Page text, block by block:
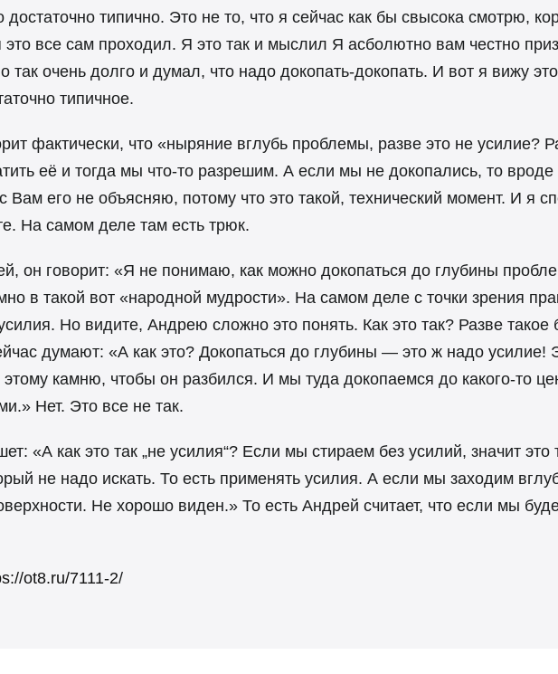
достаточно типично. Это не то, что я сейчас как бы свысока смотрю,
это все сам проходил. Я это так и мыслил Я асболютно вам честно
так очень долго и думал, что надо докопать-докопать. И вот я вижу
типичное.
фактически, что «ныряние вглубь проблемы, разве это не
её и тогда мы что-то разрешим. А если мы не докопались, то
Вам его не объясняю, потому что это такой, технический момент. И я
На самом деле там есть трюк.
он говорит: «Я не понимаю, как можно докопаться до глубины
в такой вот «народной мудрости». На самом деле с точки зрения
Но видите, Андрею сложно это понять. Как это так? Разве такое
думают: «А как это? Докопаться до глубины — это ж надо усилие!
этому камню, чтобы он разбился. И мы туда докопаемся до какого-то
Нет. Это все не так.
«А как это так „не усилия“? Если мы стираем без усилий, значит это
не надо искать. То есть применять усилия. А если мы заходим
Не хорошо виден.» То есть Андрей считает, что если мы
ot8.ru/7111-2/